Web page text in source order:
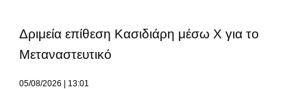
Δριμεία επίθεση Κασιδιάρη μέσω Χ για το
Μεταναστευτικό
05/08/2026 13:01